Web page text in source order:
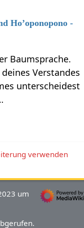
Ho’oponopono -
Baumsprache.
Verstandes
unterscheidest
verwenden
um